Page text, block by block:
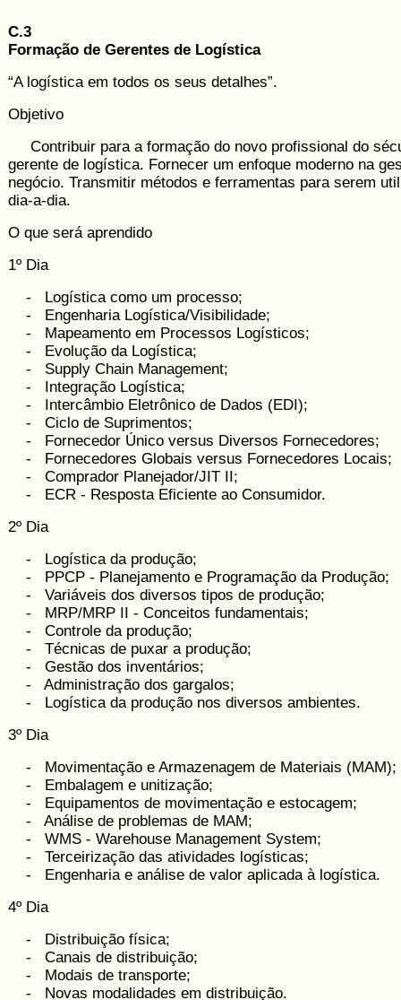
C.3
Formação de Gerentes de Logística
“A logística em todos os seus detalhes”.
Objetivo
Contribuir para a formação do novo profissional do
gerente de logística. Fornecer um enfoque moderno na
negócio. Transmitir métodos e ferramentas para serem
dia-a-dia.
O que será aprendido
1º Dia
- Logística como um processo;
- Engenharia Logística/Visibilidade;
- Mapeamento em Processos Logísticos;
- Evolução da Logística;
- Supply Chain Management;
- Integração Logística;
- Intercâmbio Eletrônico de Dados (EDI);
- Ciclo de ­Suprimentos;
- Fornecedor Único versus Diversos Fornecedores;
- Fornecedores Globais versus Fornecedores Locais;
- Comprador Planejador/JIT II;
- ECR - Resposta Eficiente ao Consumidor.
2º Dia
- Logística da produção;
- PPCP - Planejamento e Programação da Produção;
- Variáveis dos diversos tipos de produção;
- MRP/MRP II - Conceitos fundamentais;
- Controle da produção;
- Técnicas de puxar a produção;
- Gestão dos inventários;
- Administração dos gargalos;
- Logística da produção nos diversos ambientes.
3º Dia
- Movimentação e Armazenagem de Materiais (MAM);
- Embalagem e unitização;
- Equipamentos de movimentação e estocagem;
- Análise de problemas de MAM;
- WMS - Warehouse Management System;
- Terceirização das atividades logísticas;
- Engenharia e análise de valor aplicada à logística.
4º Dia
- Distribuição física;
- Canais de distribuição;
- Modais de transporte;
- Novas modalidades em distribuição.